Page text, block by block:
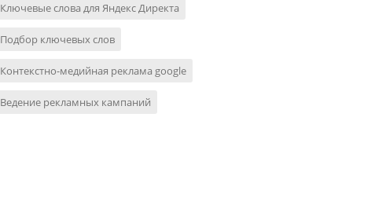
Ключевые слова для Яндекс Директа
Подбор ключевых слов
Контекстно-медийная реклама google
Ведение рекламных кампаний